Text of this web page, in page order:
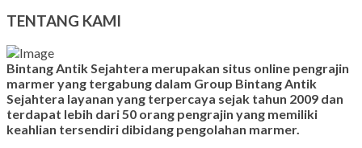
TENTANG KAMI
Bintang Antik Sejahtera merupakan situs online pengrajin
marmer yang tergabung dalam Group Bintang Antik
Sejahtera layanan yang terpercaya sejak tahun 2009 dan
terdapat lebih dari 50 orang pengrajin yang memiliki
keahlian tersendiri dibidang pengolahan marmer.